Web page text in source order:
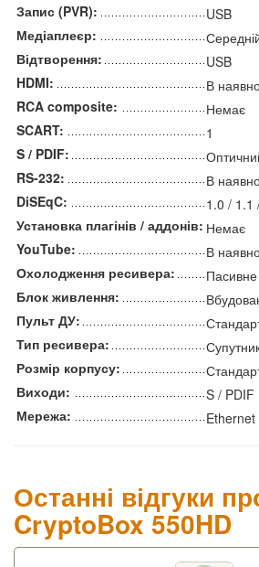
Запис (PVR):
USB
Медіаплеєр:
Відтворення:
USB
HDMI:
В
RCA composite:
Немає
SCART:
1
S / PDIF:
RS-232:
В
DiSEqC:
1.0 / 1.1
Установка плагінів / аддонів: Немає
YouTube:
В
Охолодження ресивера:
Пасивне
Блок живлення:
Пульт ДУ:
Тип ресивера:
Розмір корпусу:
Виходи:
S / PDIF
Мережа:
Ethernet
Останні відгуки
CryptoBox 550HD